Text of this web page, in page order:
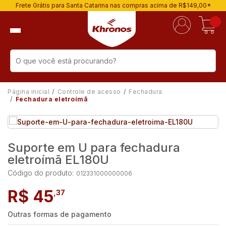
Frete Grátis para Santa Catarina nas compras acima de R$149,00*
Página inicial Controle de acesso
Fechadura
Fechadura eletroímã
Suporte em U para fechadura
eletroí­mã EL180U
Código do produto: 012331000000006
R$ 45 ,37
Outras formas de pagamento